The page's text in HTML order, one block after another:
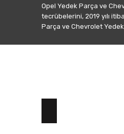
Opel Yedek Parça ve
tecrübelerini, 2019 yılı
Parça ve Chevrolet